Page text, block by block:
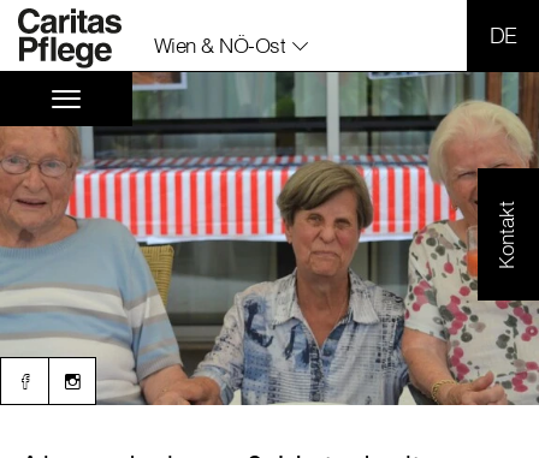
Wien & NÖ-Ost
Kontakt